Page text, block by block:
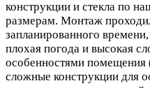
конструкции и стекла по
размерам. Монтаж
запланированного
плохая погода и высокая
особенностями помещения
сложные конструкции для